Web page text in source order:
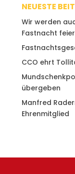
NEUESTE
Wir werden
Fastnacht
CCO ehrt
übergeben
Manfred
Ehrenmitglied